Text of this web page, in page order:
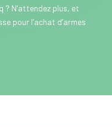
? N’attendez plus, et
pour l’achat d’armes